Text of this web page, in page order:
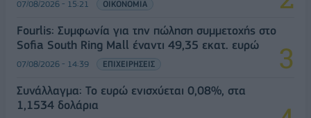
07/08/2026 - 15:21 ΟΙΚΟΝΟΜΙΑ
Fourlis: Συμφωνία για την πώληση συμμετοχής στο
Sofia South Ring Mall έναντι 49,35 εκατ. ευρώ
07/08/2026 - 14:39 ΕΠΙΧΕΙΡΗΣΕΙΣ
Συνάλλαγμα: Το ευρώ ενισχύεται 0,08%, στα
1,1534 δολάρια